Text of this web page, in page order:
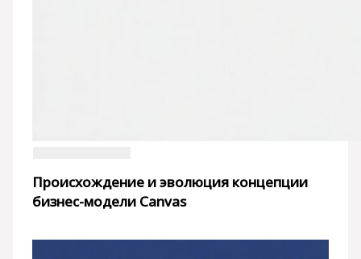
Происхождение и эволюция концепции
бизнес-модели Canvas